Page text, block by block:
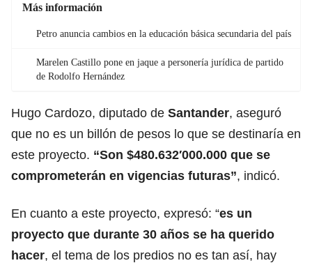
Más información
Petro anuncia cambios en la educación básica secundaria del país
Marelen Castillo pone en jaque a personería jurídica de partido
de Rodolfo Hernández
Hugo Cardozo, diputado de Santander, aseguró
que no es un billón de pesos lo que se destinaría en
este proyecto. “Son $480.632′000.000 que se
comprometerán en vigencias futuras”, indicó.
En cuanto a este proyecto, expresó: “es un
proyecto que durante 30 años se ha querido
hacer, el tema de los predios no es tan así, hay